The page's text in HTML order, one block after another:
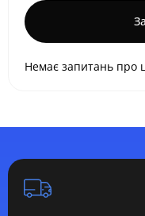
Немає запитань про